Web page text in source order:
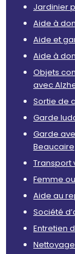
Jardinier
Aide à
Aide et
Aide à
Objets
avec
Sortie de
Garde
Garde
Beaucaire
Transport
Femme
Aide au
Société
Entretien